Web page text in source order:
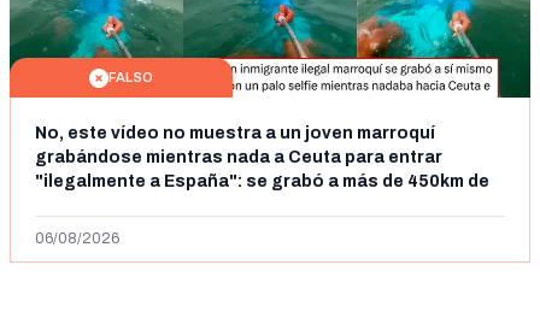
FALSO
No, este vídeo no muestra a un joven marroquí
grabándose mientras nada a Ceuta para entrar
"ilegalmente a España": se grabó a más de 450km de
06/08/2026